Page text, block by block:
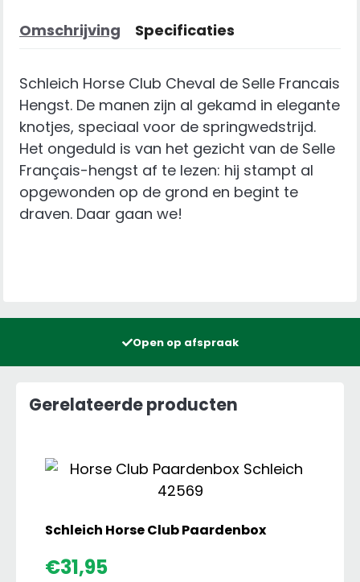
Francais
Omschrijving Specificaties
Schleich Horse Club Cheval de Selle Francais
Hengst. De manen zijn al gekamd in elegante
knotjes, speciaal voor de springwedstrijd.
Het ongeduld is van het gezicht van de Selle
Français-hengst af te lezen: hij stampt al
opgewonden op de grond en begint te
draven. Daar gaan we!
Open op afspraak
Gerelateerde producten
Schleich Horse Club Paardenbox
€31,95